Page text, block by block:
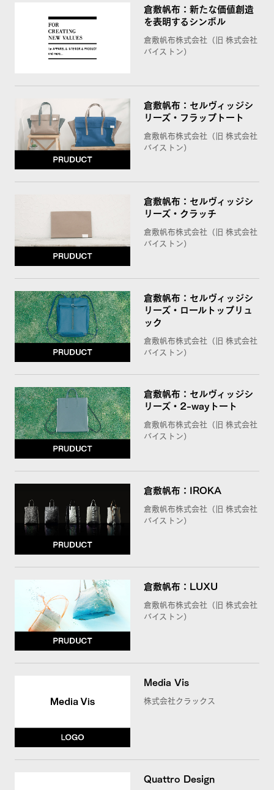
倉敷帆布：新たな価値創造
を表明するシンボル
倉敷帆布株式会社（旧 株式会社
バイストン）
倉敷帆布：セルヴィッジシ
リーズ・フラップトート
倉敷帆布株式会社（旧 株式会社
バイストン）
倉敷帆布：セルヴィッジシ
リーズ・クラッチ
倉敷帆布株式会社（旧 株式会社
バイストン）
倉敷帆布：セルヴィッジシ
リーズ・ロールトップリュ
ック
倉敷帆布株式会社（旧 株式会社
バイストン）
倉敷帆布：セルヴィッジシ
リーズ・2-wayトート
倉敷帆布株式会社（旧 株式会社
バイストン）
倉敷帆布：IROKA
倉敷帆布株式会社（旧 株式会社
バイストン）
倉敷帆布：LUXU
倉敷帆布株式会社（旧 株式会社
バイストン）
Media Vis
株式会社クラックス
Quattro Design